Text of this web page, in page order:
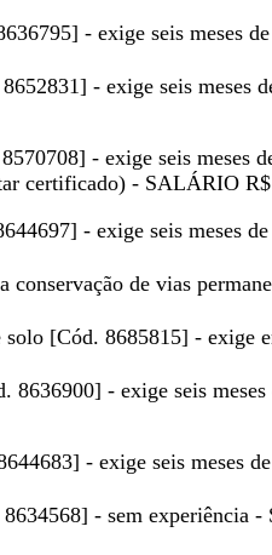
- exige seis meses
- exige seis meses
- exige seis meses
certificado) - SALÁRIO
- exige seis meses
conservação de vias
[Cód. 8685815] - exige
8636900] - exige seis
- exige seis meses
- sem experiência